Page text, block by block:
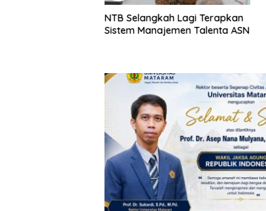
Ketua Dekranasda NTB: UMKM
Jadi Tulang Punggung Ekonomi